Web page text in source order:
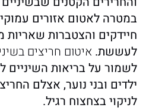
במטרה לאטום אזורים
חיידקים והצטברות שאריות
לעששת. איטום חריצים
לשמור על בריאות השיניים
ילדים ובני נוער, אצלם
לניקוי בצחצוח רגיל.